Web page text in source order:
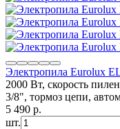
Электропила Eurolux
2000 Вт, скорость
3/8", тормоз цепи,
5 490 p.
шт.